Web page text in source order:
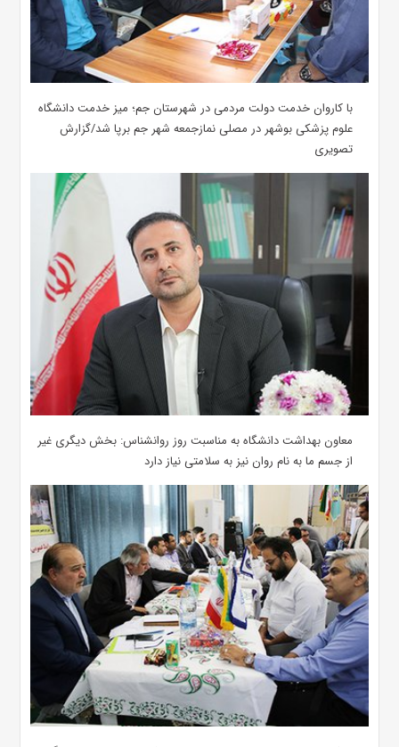
با کاروان خدمت دولت مردمی در شهرستان جم؛ میز خدمت دانشگاه
علوم پزشکی بوشهر در مصلی نمازجمعه شهر جم برپا شد/گزارش
تصویری
معاون بهداشت دانشگاه به مناسبت روز روانشناس: بخش دیگری غیر
از جسم ما به نام روان نیز به سلامتی نیاز دارد